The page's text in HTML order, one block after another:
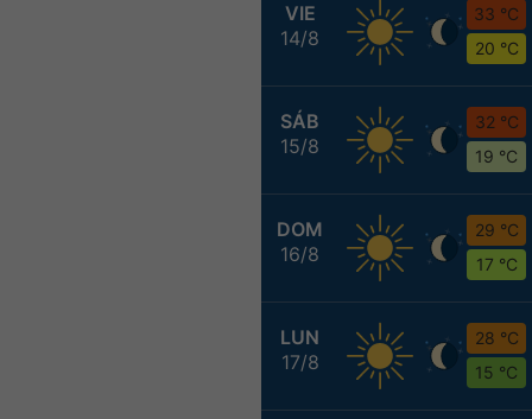
VIE
14/8
33 °C
20 °C
SÁB
15/8
32 °C
19 °C
DOM
16/8
29 °C
17 °C
LUN
17/8
28 °C
15 °C